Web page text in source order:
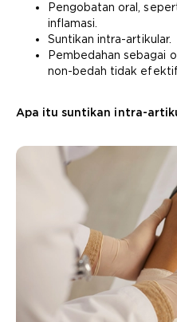
Pengobatan oral,
inflamasi.
Suntikan intra-artikular.
Pembedahan sebagai
non-bedah tidak efektif
Apa itu suntikan intra-